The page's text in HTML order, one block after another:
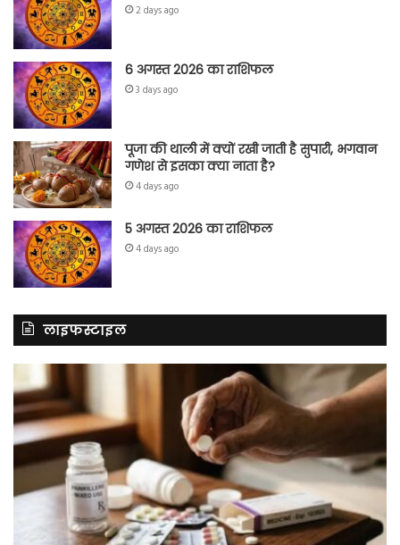
2 days ago
6 अगस्त 2026 का राशिफल
3 days ago
पूजा की थाली में क्यों रखी जाती है सुपारी, भगवान
गणेश से इसका क्या नाता है?
4 days ago
5 अगस्त 2026 का राशिफल
4 days ago
लाइफस्टाइल